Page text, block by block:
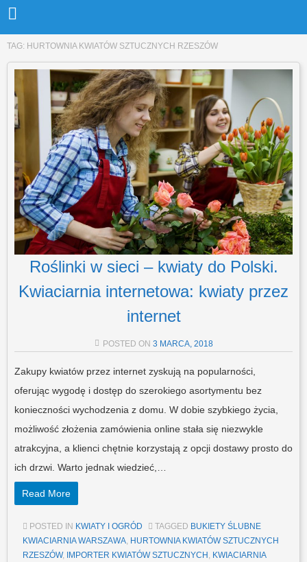
TAG: HURTOWNIA KWIATÓW SZTUCZNYCH RZESZÓW
Roślinki w sieci – kwiaty do Polski.
Kwiaciarnia internetowa: kwiaty przez
internet
POSTED ON 3 MARCA, 2018
Zakupy kwiatów przez internet zyskują na popularności,
oferując wygodę i dostęp do szerokiego asortymentu bez
konieczności wychodzenia z domu. W dobie szybkiego życia,
możliwość złożenia zamówienia online stała się niezwykle
atrakcyjna, a klienci chętnie korzystają z opcji dostawy prosto do
ich drzwi. Warto jednak wiedzieć,…
Read More
POSTED IN KWIATY I OGRÓD TAGGED BUKIETY ŚLUBNE
KWIACIARNIA WARSZAWA, HURTOWNIA KWIATÓW SZTUCZNYCH
RZESZÓW, IMPORTER KWIATÓW SZTUCZNYCH , KWIACIARNIA